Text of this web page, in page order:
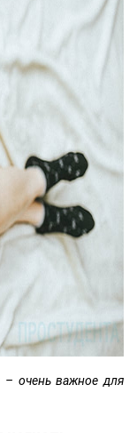
очень важное для